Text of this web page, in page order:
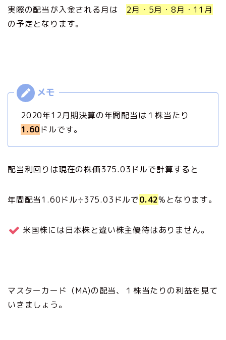
実際の配当が入金される月は 2月・5月・8月・11月
の予定となります。
2020年12月期決算の年間配当は１株当たり
1.60ドルです。
配当利回りは現在の株価375.03ドルで計算すると
年間配当1.60ドル÷375.03ドルで0.42%となります。
米国株には日本株と違い株主優待はありません。
マスターカード（MA)の配当、１株当たりの利益を見て
いきましょう。